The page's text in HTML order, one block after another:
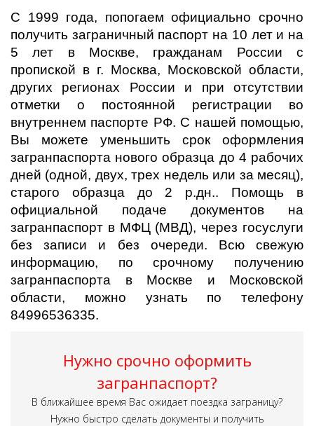
С 1999 года, попогаем официально срочно
получить заграничный паспорт на 10 лет и на
5 лет в Москве, гражданам России с
пропиской в г. Москва, Московской области,
других регионах России и при отсутствии
отметки о постоянной регистрации во
внутреннем паспорте РФ. С нашей помощью,
Вы можете уменьшить срок оформления
загранпаспорта нового образца до 4 рабочих
дней (одной, двух, трех недель или за месяц),
старого образца до 2 р.дн.. Помощь в
официальной подаче документов на
загранпаспорт в МФЦ (МВД), через госуслуги
без записи и без очереди. Всю свежую
информацию, по срочному получению
загранпаспорта в Москве и Московской
области, можно узнать по телефону
84996536335.
Нужно срочно оформить
загранпаспорт?
В ближайшее время Вас ожидает поездка заграницу?
Нужно быстро сделать документы и получить